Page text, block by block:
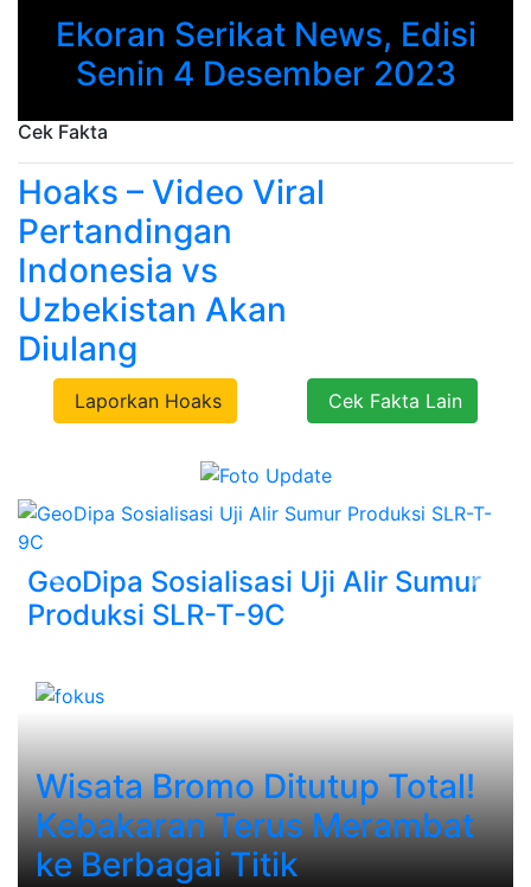
Ekoran Serikat News, Edisi
Senin 4 Desember 2023
Previous
Cek Fakta
Hoaks – Video Viral
Pertandingan
Indonesia vs
Uzbekistan Akan
Diulang
Laporkan Hoaks Cek Fakta Lain
GeoDipa Sosialisasi Uji Alir Sumur
Produksi SLR-T-9C
Previous Next
Wisata Bromo Ditutup Total!
Kebakaran Terus Merambat
ke Berbagai Titik